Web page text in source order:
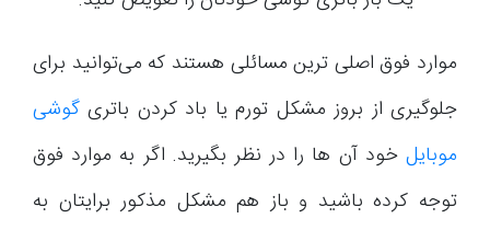
موارد فوق اصلی ترین مسائلی هستند که می‌توانید برای
جلوگیری از بروز مشکل تورم یا باد کردن باتری گوشی
موبایل خود آن ها را در نظر بگیرید. اگر به موارد فوق
توجه کرده باشید و باز هم مشکل مذکور برایتان به